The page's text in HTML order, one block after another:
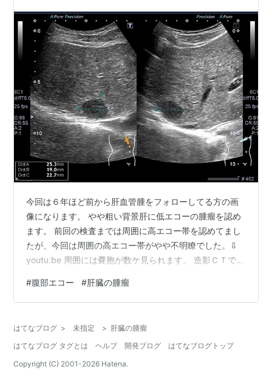
今回は６年ほど前から肝血管腫をフォローしてる方の画
像になります。 やや粗い背景肝に低エコーの腫瘤を認め
ます。 前回の検査までは周囲に高エコー帯を認めてまし
たが、今回は周囲の高エコー帯がやや不明瞭でした。⇩
youtu.be 周囲には嚢胞が数ケ見られます。 造影ＣＴでは
見えませんね💦 血管腫はスポンジのように柔らかいとい
われるので、形が変わりやすいのか ただ描出できていな
えます。 Ｓ８に約３㎝の大きさとの事。 血管腫のフォロ
ーで検査依頼なので血管腫なんでしょうが、何も情報が
ない状態でこの画像に出会…
#腹部エコー #肝臓の腫瘤
はてなブログ > 未指定 > 肝臓の腫瘤
はてなブログ タグとは
ヘルプ 開発ブログ
はてなブログトップ
Copyright (C) 2001-2026 Hatena.